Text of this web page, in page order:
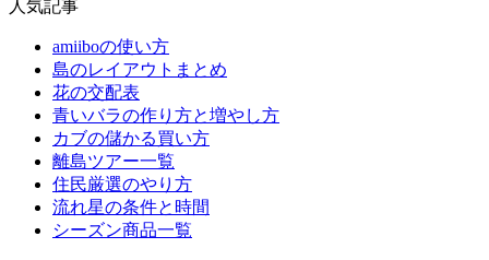
人気記事
amiiboの使い方
島のレイアウトまとめ
花の交配表
青いバラの作り方と増やし方
カブの儲かる買い方
離島ツアー一覧
住民厳選のやり方
流れ星の条件と時間
シーズン商品一覧